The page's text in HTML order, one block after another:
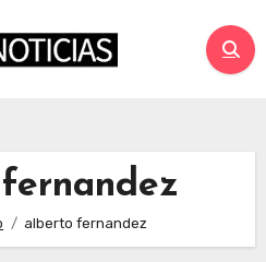
alberto fernandez